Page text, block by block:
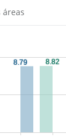
áreas